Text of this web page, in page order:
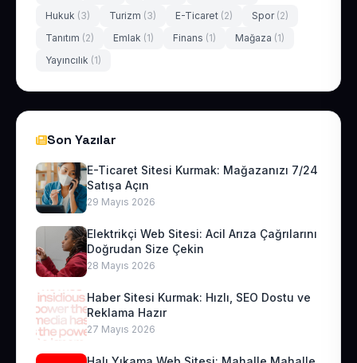
Hukuk (3) Turizm (3) E-Ticaret (2) Spor (2)
Tanıtım (2) Emlak (1) Finans (1) Mağaza (1)
Yayıncılık (1)
Son Yazılar
E-Ticaret Sitesi Kurmak: Mağazanızı 7/24
Satışa Açın
29 Mayıs 2026
Elektrikçi Web Sitesi: Acil Arıza Çağrılarını
Doğrudan Size Çekin
28 Mayıs 2026
Haber Sitesi Kurmak: Hızlı, SEO Dostu ve
Reklama Hazır
27 Mayıs 2026